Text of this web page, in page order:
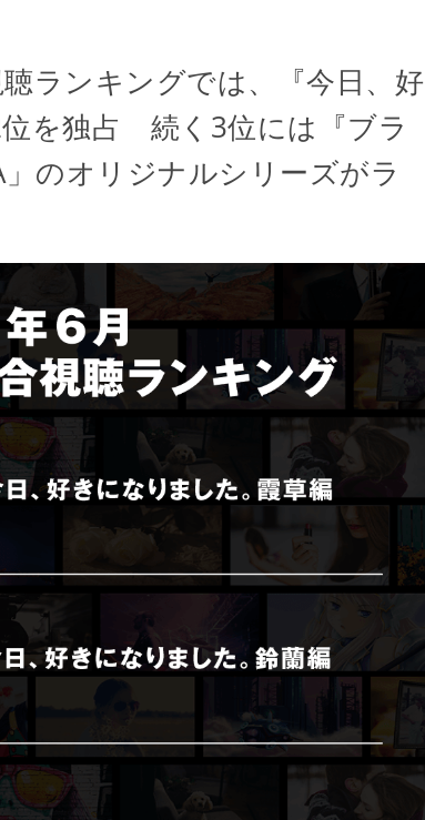
ランキングでは、『今日、好
を独占 続く3位には『ブラ
のオリジナルシリーズがラ